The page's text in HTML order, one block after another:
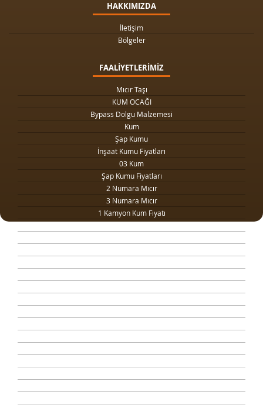
HAKKIMIZDA
İletişim
Bölgeler
FAALİYETLERİMİZ
Mıcır Taşı
KUM OCAĞI
Bypass Dolgu Malzemesi
Kum
Şap Kumu
İnşaat Kumu Fiyatları
03 Kum
Şap Kumu Fiyatları
2 Numara Mıcır
3 Numara Mıcır
1 Kamyon Kum Fiyatı